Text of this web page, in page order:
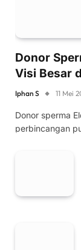
Donor
Visi Besar
Iphan S 11 Mei
Donor sperma
perbincangan